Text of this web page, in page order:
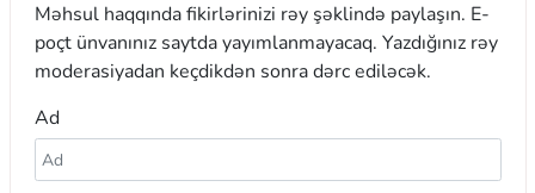
Məhsul haqqında fikirlərinizi rəy şəklində paylaşın. E-
poçt ünvanınız saytda yayımlanmayacaq. Yazdığınız rəy
moderasiyadan keçdikdən sonra dərc ediləcək.
Ad